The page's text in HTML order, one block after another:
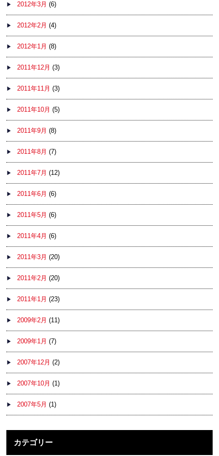
2012年3月 (6)
2012年2月 (4)
2012年1月 (8)
2011年12月 (3)
2011年11月 (3)
2011年10月 (5)
2011年9月 (8)
2011年8月 (7)
2011年7月 (12)
2011年6月 (6)
2011年5月 (6)
2011年4月 (6)
2011年3月 (20)
2011年2月 (20)
2011年1月 (23)
2009年2月 (11)
2009年1月 (7)
2007年12月 (2)
2007年10月 (1)
2007年5月 (1)
カテゴリー